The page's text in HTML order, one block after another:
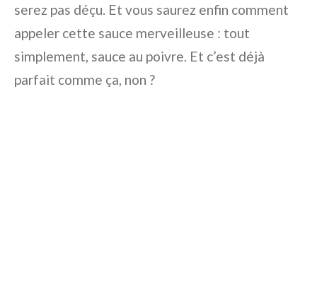
serez pas déçu. Et vous saurez enfin comment
appeler cette sauce merveilleuse : tout
simplement, sauce au poivre. Et c’est déjà
parfait comme ça, non ?